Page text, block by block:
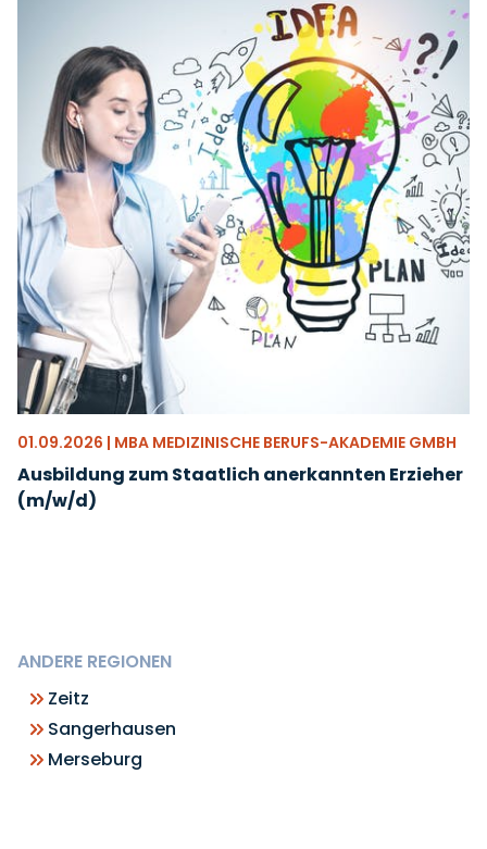
01.09.2026 | MBA MEDIZINISCHE BERUFS-AKADEMIE GMBH
Ausbildung zum Staatlich anerkannten Erzieher
(m/w/d)
ANDERE REGIONEN
Zeitz
Sangerhausen
Merseburg